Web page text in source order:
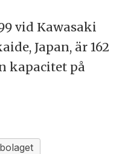
vid Kawasaki
Japan, är 162
kapacitet på